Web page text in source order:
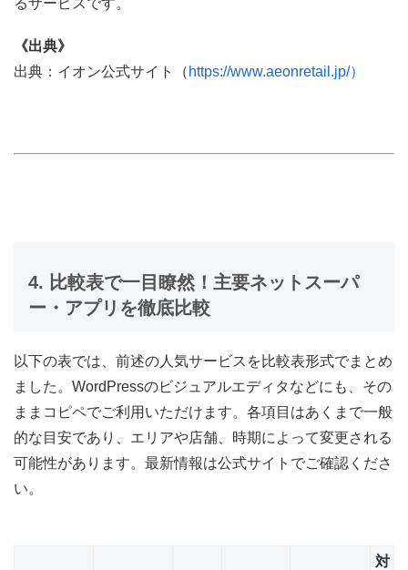
《出典》
出典：イオン公式サイト（ https://www.aeonretail.jp/）
4. 比較表で一目瞭然！主要ネットスーパ
ー・アプリを徹底比較
以下の表では、前述の人気サービスを比較表形式でまとめ
ました。WordPressのビジュアルエディタなどにも、その
ままコピペでご利用いただけます。各項目はあくまで一般
的な目安であり、エリアや店舗、時期によって変更される
可能性があります。最新情報は公式サイトでご確認くださ
い。
対